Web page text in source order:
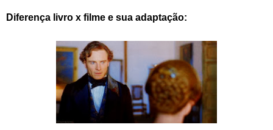
Diferença livro x filme e sua adaptação: